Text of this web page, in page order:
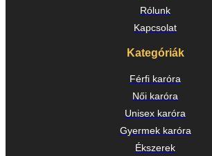
Rólunk
Kapcsolat
Kategóriák
Férfi karóra
Női karóra
Unisex karóra
Gyermek karóra
Ékszerek